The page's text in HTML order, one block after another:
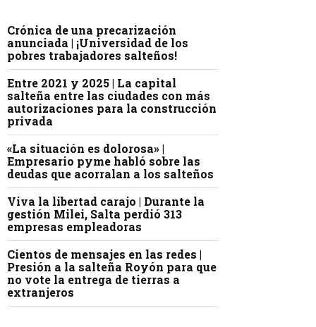
Crónica de una precarización
anunciada | ¡Universidad de los
pobres trabajadores salteños!
Entre 2021 y 2025 | La capital
salteña entre las ciudades con más
autorizaciones para la construcción
privada
«La situación es dolorosa» |
Empresario pyme habló sobre las
deudas que acorralan a los salteños
Viva la libertad carajo | Durante la
gestión Milei, Salta perdió 313
empresas empleadoras
Cientos de mensajes en las redes |
Presión a la salteña Royón para que
no vote la entrega de tierras a
extranjeros